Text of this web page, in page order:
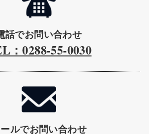
話でお問い合わせ
：0288-55-0030
ルでお問い合わせ